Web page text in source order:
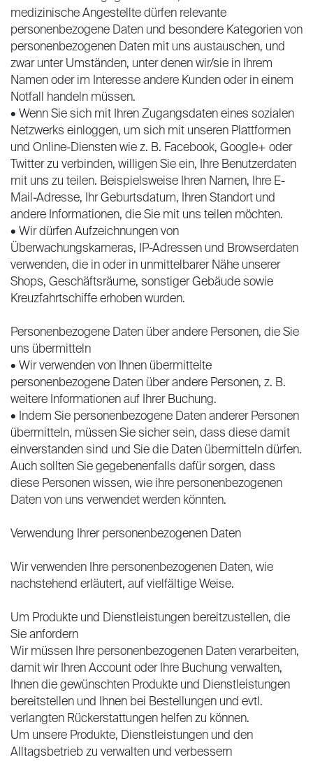
medizinische Angestellte dürfen relevante
personenbezogene Daten und besondere Kategorien von
personenbezogenen Daten mit uns austauschen, und
zwar unter Umständen, unter denen wir/sie in Ihrem
Namen oder im Interesse andere Kunden oder in einem
Notfall handeln müssen.
• Wenn Sie sich mit Ihren Zugangsdaten eines sozialen
Netzwerks einloggen, um sich mit unseren Plattformen
und Online-Diensten wie z. B. Facebook, Google+ oder
Twitter zu verbinden, willigen Sie ein, Ihre Benutzerdaten
mit uns zu teilen. Beispielsweise Ihren Namen, Ihre E-
Mail-Adresse, Ihr Geburtsdatum, Ihren Standort und
andere Informationen, die Sie mit uns teilen möchten.
• Wir dürfen Aufzeichnungen von
Überwachungskameras, IP-Adressen und Browserdaten
verwenden, die in oder in unmittelbarer Nähe unserer
Shops, Geschäftsräume, sonstiger Gebäude sowie
Kreuzfahrtschiffe erhoben wurden.
Personenbezogene Daten über andere Personen, die Sie
uns übermitteln
• Wir verwenden von Ihnen übermittelte
personenbezogene Daten über andere Personen, z. B.
weitere Informationen auf Ihrer Buchung.
• Indem Sie personenbezogene Daten anderer Personen
übermitteln, müssen Sie sicher sein, dass diese damit
einverstanden sind und Sie die Daten übermitteln dürfen.
Auch sollten Sie gegebenenfalls dafür sorgen, dass
diese Personen wissen, wie ihre personenbezogenen
Daten von uns verwendet werden könnten.
Verwendung Ihrer personenbezogenen Daten
Wir verwenden Ihre personenbezogenen Daten, wie
nachstehend erläutert, auf vielfältige Weise.
Um Produkte und Dienstleistungen bereitzustellen, die
Sie anfordern
Wir müssen Ihre personenbezogenen Daten verarbeiten,
damit wir Ihren Account oder Ihre Buchung verwalten,
Ihnen die gewünschten Produkte und Dienstleistungen
bereitstellen und Ihnen bei Bestellungen und evtl.
verlangten Rückerstattungen helfen zu können.
Um unsere Produkte, Dienstleistungen und den
Alltagsbetrieb zu verwalten und verbessern